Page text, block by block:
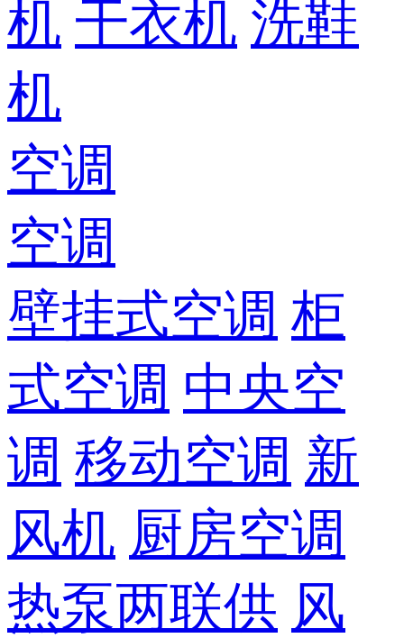
机 干衣机 洗鞋
机
空调
空调
壁挂式空调 柜
式空调 中央空
调 移动空调 新
风机 厨房空调
热泵两联供 风